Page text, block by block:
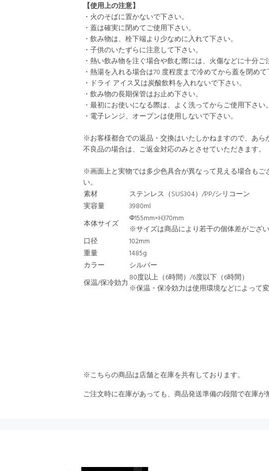
【使用上の注意】
・火のそばに置かないで下さい。
・蓋は確実に閉めてご使用下さい。
・飲み物は、栓下端より少なめに入れて下さい。
・子供のいたずらに注意して下さい。
・熱い飲み物を注ぐ場合や飲む際には、火傷などに十分ご
・熱湯を入れる場合は70 度程度まで冷めてから蓋を閉めて
・ドライ アイス又は炭酸飲料を入れないで下さい。
・飲み物の長期保管はお止め下さい。
・最初にお使いになる際は、よく洗ってからご使用下さい。
・電子レンジ、オーブンは使用しないで下さい。
※お客様都合での返品・交換はいたしかねますので、あら
不良品の場合は、ご返金対応のみとさせていただきます。
※画面上と実物では多少色具合が異なって見える場合もご
い。
素材
ステンレス（SUS304）/PP/シリコーン
実容量
3980ml
本体サイズ
Φ155mm×H370mm
※サイズは商品により若干の個体差がござい
口径
102mm
重量
1485g
カラー
シルバー
保温/保冷効力 80度以上（6時間）/6度以下（6時間）
※保温・保冷効力は使用環境などによって変
※こちらの商品は店舗と在庫を共有しております。
ご注文時に在庫があっても、商品発送準備の段階で在庫が